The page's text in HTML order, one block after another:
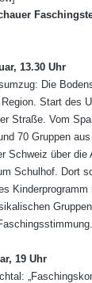
13.30 Uhr
Die
Start des
Straße. Vom
70 Gruppen
Schweiz über die
Schulhof. Dort
Kinderprogramm
19 Uhr